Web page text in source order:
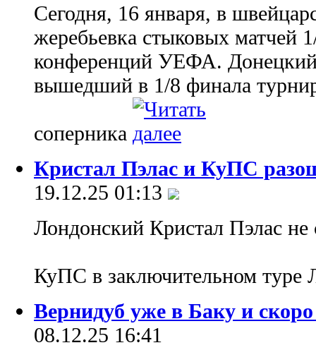
Сегодня, 16 января, в
жеребьевка стыковых матчей
конференций УЕФА.
вышедший в 1/8 финала
соперника
Кристал Пэлас и КуПС
19.12.25 01:13
Лондонский Кристал Пэлас
КуПС в заключительном туре
Вернидуб уже в Баку и
08.12.25 16:41